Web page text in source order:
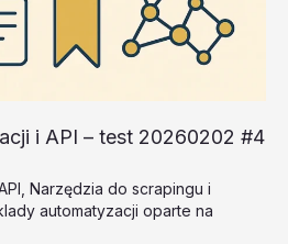
i API – test 20260202 #4
Narzędzia do scrapingu i
automatyzacji oparte na